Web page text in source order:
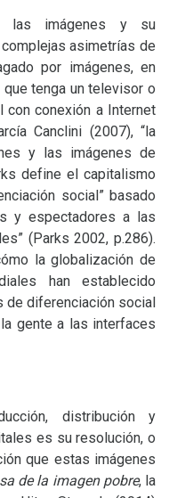
las imágenes y su
asimetrías de
por imágenes, en
tenga un televisor o
conexión a Internet
Canclini (2007), “la
y las imágenes de
define el capitalismo
social” basado
y espectadores a las
(Parks 2002, p.286).
la globalización de
han establecido
de diferenciación social
gente a las interfaces
distribución y
es su resolución, o
que estas imágenes
de la imagen pobre, la